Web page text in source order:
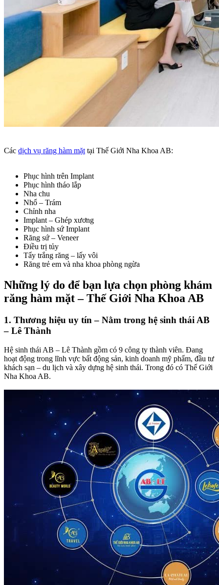
Các dịch vụ răng hàm mặt tại Thế Giới Nha Khoa AB:
Phục hình trên Implant
Phục hình tháo lắp
Nha chu
Nhổ – Trám
Chỉnh nha
Implant – Ghép xương
Phục hình sứ Implant
Răng sứ – Veneer
Điều trị tủy
Tẩy trắng răng – lấy vôi
Răng trẻ em và nha khoa phòng ngừa
Những lý do để bạn lựa chọn phòng khám
răng hàm mặt – Thế Giới Nha Khoa AB
1. Thương hiệu uy tín – Nằm trong hệ sinh thái AB
– Lê Thành
Hệ sinh thái AB – Lê Thành gồm có 9 công ty thành viên. Đang
hoạt động trong lĩnh vực bất động sản, kinh doanh mỹ phẩm, đầu tư
khách sạn – du lịch và xây dựng hệ sinh thái. Trong đó có Thế Giới
Nha Khoa AB.